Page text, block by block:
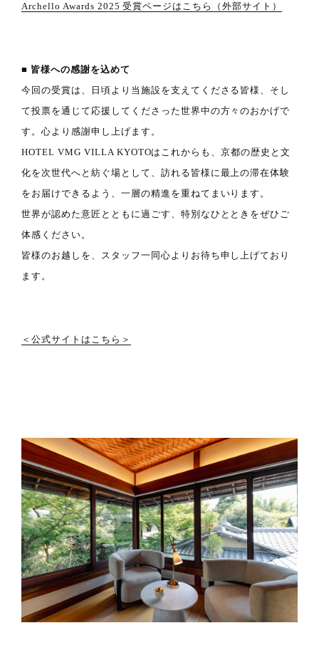
Archello Awards 2025 受賞ページはこちら（外部サイト）
■ 皆様への感謝を込めて
今回の受賞は、日頃より当施設を支えてくださる皆様、そし
て投票を通じて応援してくださった世界中の方々のおかげで
す。心より感謝申し上げます。
HOTEL VMG VILLA KYOTOはこれからも、京都の歴史と文
化を次世代へと紡ぐ場として、訪れる皆様に最上の滞在体験
をお届けできるよう、一層の精進を重ねてまいります。
世界が認めた意匠とともに過ごす、特別なひとときをぜひご
体感ください。
皆様のお越しを、スタッフ一同心よりお待ち申し上げており
ます。
＜公式サイトはこちら＞